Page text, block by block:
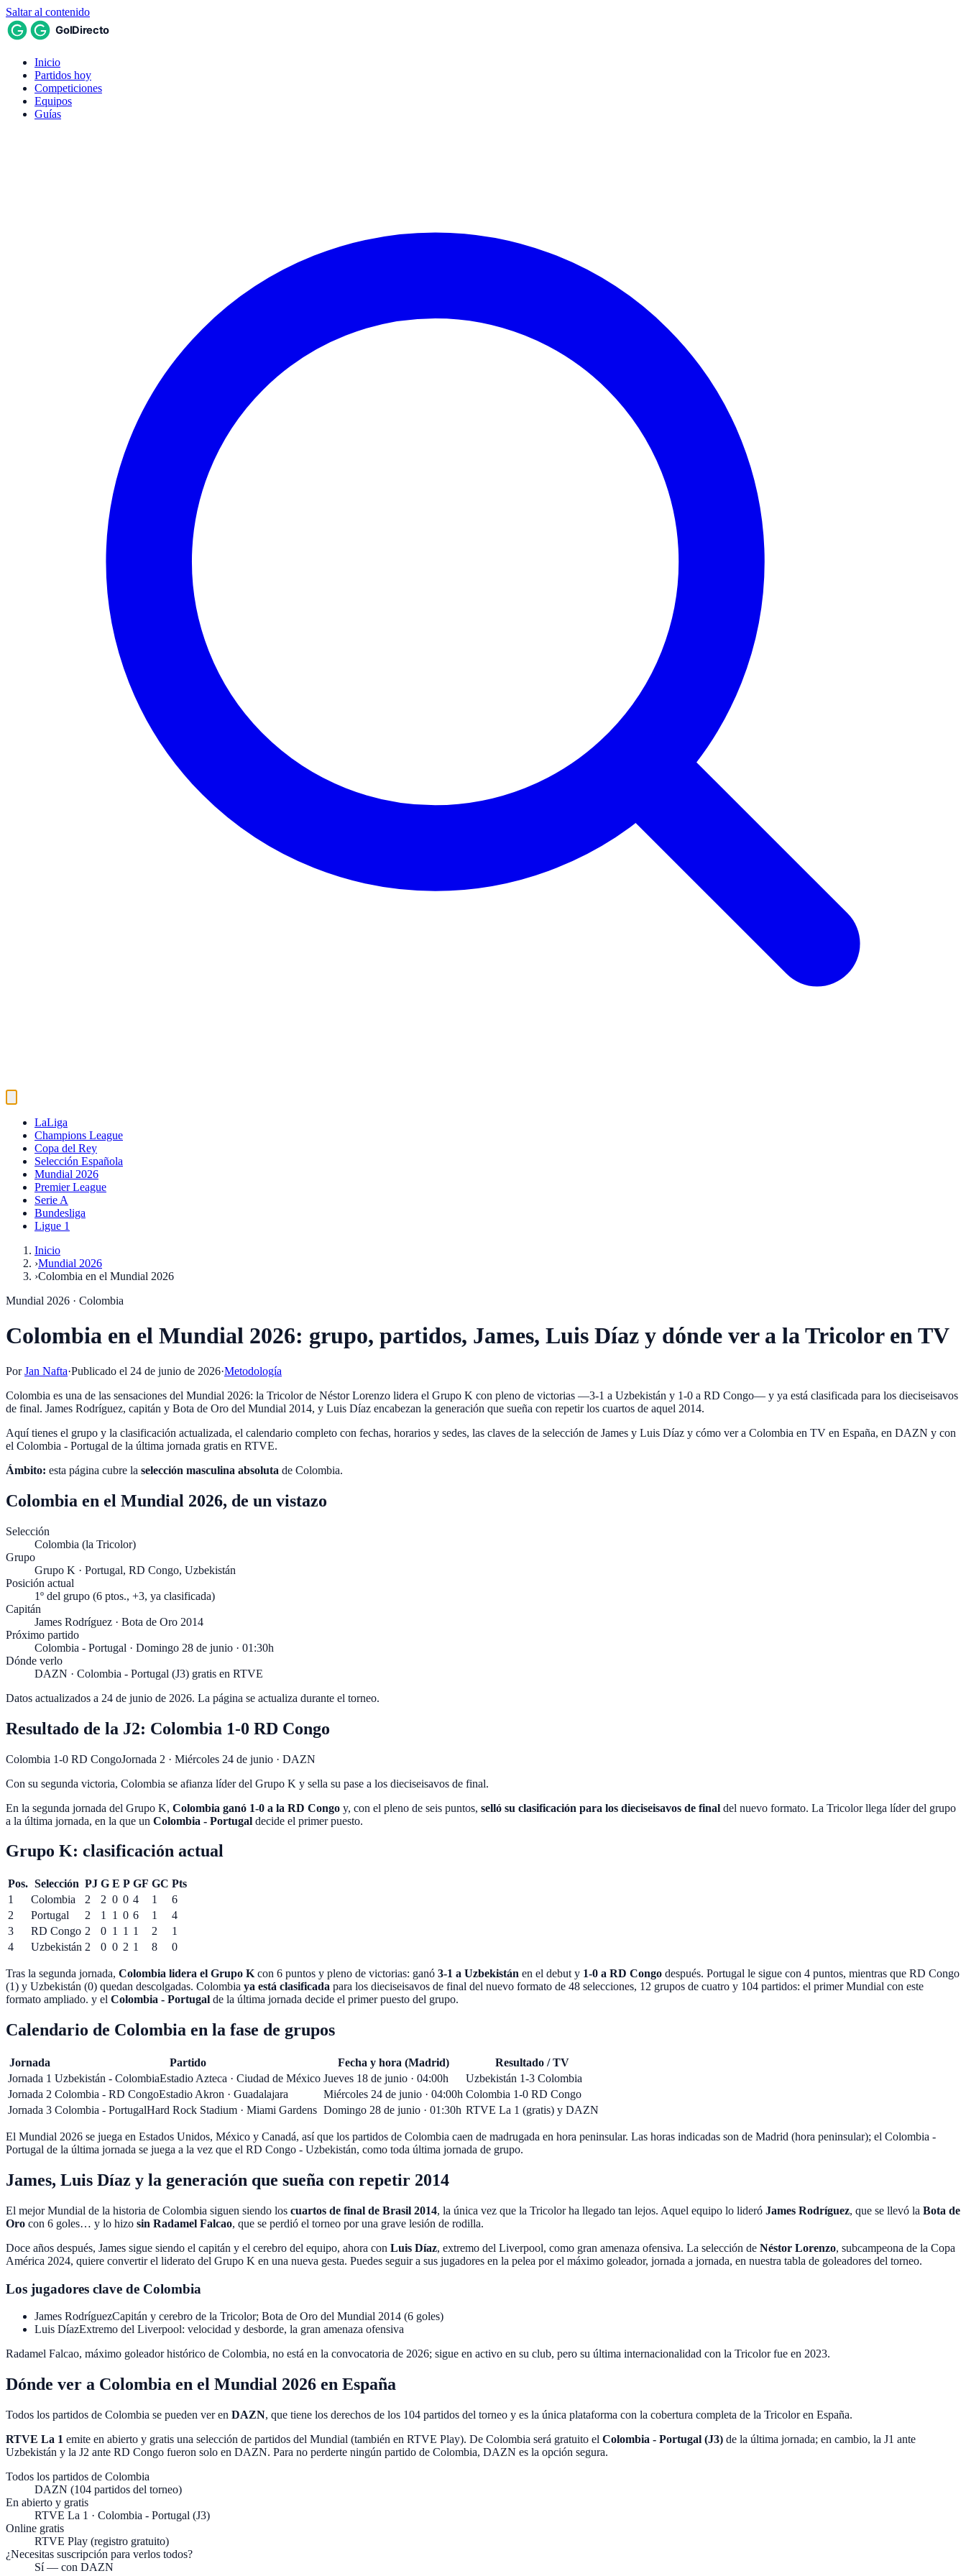
Saltar al contenido
Inicio
Partidos hoy
Competiciones
Equipos
Guías
LaLiga
Champions League
Copa del Rey
Selección Española
Mundial 2026
Premier League
Serie A
Bundesliga
Ligue 1
Inicio
›Mundial 2026
›Colombia en el Mundial 2026
Mundial 2026 · Colombia
Colombia en el Mundial 2026: grupo, partidos, James, Luis Díaz y dónde ver a la Tricolor en TV
Por Jan Nafta·Publicado el 24 de junio de 2026·Metodología
Colombia es una de las sensaciones del Mundial 2026: la Tricolor de Néstor Lorenzo lidera el Grupo K con pleno de victorias —3-1 a Uzbekistán y 1-0 a RD Congo— y ya está clasificada para los dieciseisavos
de final. James Rodríguez, capitán y Bota de Oro del Mundial 2014, y Luis Díaz encabezan la generación que sueña con repetir los cuartos de aquel 2014.
Aquí tienes el grupo y la clasificación actualizada, el calendario completo con fechas, horarios y sedes, las claves de la selección de James y Luis Díaz y cómo ver a Colombia en TV en España, en DAZN y con
el Colombia - Portugal de la última jornada gratis en RTVE.
Ámbito: esta página cubre la selección masculina absoluta de Colombia.
Colombia en el Mundial 2026, de un vistazo
Selección
Colombia (la Tricolor)
Grupo
Grupo K · Portugal, RD Congo, Uzbekistán
Posición actual
1º del grupo (6 ptos., +3, ya clasificada)
Capitán
James Rodríguez · Bota de Oro 2014
Próximo partido
Colombia - Portugal · Domingo 28 de junio · 01:30h
Dónde verlo
DAZN · Colombia - Portugal (J3) gratis en RTVE
Datos actualizados a 24 de junio de 2026. La página se actualiza durante el torneo.
Resultado de la J2: Colombia 1-0 RD Congo
Colombia 1-0 RD CongoJornada 2 · Miércoles 24 de junio · DAZN
Con su segunda victoria, Colombia se afianza líder del Grupo K y sella su pase a los dieciseisavos de final.
En la segunda jornada del Grupo K, Colombia ganó 1-0 a la RD Congo y, con el pleno de seis puntos, selló su clasificación para los dieciseisavos de final del nuevo formato. La Tricolor llega líder del grupo
a la última jornada, en la que un Colombia - Portugal decide el primer puesto.
Grupo K: clasificación actual
Pos. Selección PJ G E P GF GC Pts
1
Colombia 2 2 0 0 4 1
6
2
Portugal 2 1 1 0 6 1
4
3
RD Congo 2 0 1 1 1 2
1
4
Uzbekistán 2 0 0 2 1 8 0
Tras la segunda jornada, Colombia lidera el Grupo K con 6 puntos y pleno de victorias: ganó 3-1 a Uzbekistán en el debut y 1-0 a RD Congo después. Portugal le sigue con 4 puntos, mientras que RD Congo
(1) y Uzbekistán (0) quedan descolgadas. Colombia ya está clasificada para los dieciseisavos de final del nuevo formato de 48 selecciones, 12 grupos de cuatro y 104 partidos: el primer Mundial con este
formato ampliado. y el Colombia - Portugal de la última jornada decide el primer puesto del grupo.
Calendario de Colombia en la fase de grupos
Jornada Partido Fecha y hora (Madrid)
Resultado / TV
Jornada 1 Uzbekistán - ColombiaEstadio Azteca · Ciudad de México Jueves 18 de junio · 04:00h
Uzbekistán 1-3 Colombia
Jornada 2 Colombia - RD CongoEstadio Akron · Guadalajara Miércoles 24 de junio · 04:00h Colombia 1-0 RD Congo
Jornada 3 Colombia - PortugalHard Rock Stadium · Miami Gardens Domingo 28 de junio · 01:30h RTVE La 1 (gratis) y DAZN
El Mundial 2026 se juega en Estados Unidos, México y Canadá, así que los partidos de Colombia caen de madrugada en hora peninsular. Las horas indicadas son de Madrid (hora peninsular); el Colombia -
Portugal de la última jornada se juega a la vez que el RD Congo - Uzbekistán, como toda última jornada de grupo.
James, Luis Díaz y la generación que sueña con repetir 2014
El mejor Mundial de la historia de Colombia siguen siendo los cuartos de final de Brasil 2014, la única vez que la Tricolor ha llegado tan lejos. Aquel equipo lo lideró James Rodríguez, que se llevó la Bota de
Oro con 6 goles… y lo hizo sin Radamel Falcao, que se perdió el torneo por una grave lesión de rodilla.
Doce años después, James sigue siendo el capitán y el cerebro del equipo, ahora con Luis Díaz, extremo del Liverpool, como gran amenaza ofensiva. La selección de Néstor Lorenzo, subcampeona de la Copa
América 2024, quiere convertir el liderato del Grupo K en una nueva gesta. Puedes seguir a sus jugadores en la pelea por el máximo goleador, jornada a jornada, en nuestra tabla de goleadores del torneo.
Los jugadores clave de Colombia
James RodríguezCapitán y cerebro de la Tricolor; Bota de Oro del Mundial 2014 (6 goles)
Luis DíazExtremo del Liverpool: velocidad y desborde, la gran amenaza ofensiva
Radamel Falcao, máximo goleador histórico de Colombia, no está en la convocatoria de 2026; sigue en activo en su club, pero su última internacionalidad con la Tricolor fue en 2023.
Dónde ver a Colombia en el Mundial 2026 en España
Todos los partidos de Colombia se pueden ver en DAZN, que tiene los derechos de los 104 partidos del torneo y es la única plataforma con la cobertura completa de la Tricolor en España.
RTVE La 1 emite en abierto y gratis una selección de partidos del Mundial (también en RTVE Play). De Colombia será gratuito el Colombia - Portugal (J3) de la última jornada; en cambio, la J1 ante
Uzbekistán y la J2 ante RD Congo fueron solo en DAZN. Para no perderte ningún partido de Colombia, DAZN es la opción segura.
Todos los partidos de Colombia
DAZN (104 partidos del torneo)
En abierto y gratis
RTVE La 1 · Colombia - Portugal (J3)
Online gratis
RTVE Play (registro gratuito)
¿Necesitas suscripción para verlos todos?
Sí — con DAZN